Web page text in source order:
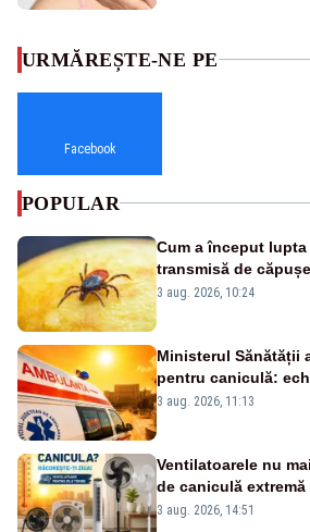
URMĂREȘTE-NE PE
Facebook
POPULAR
Cum a început
transmisă de
vacanțe
3 aug. 2026, 10:24
Ministerul Sănătății
pentru caniculă:
suplimentate,
3 aug. 2026, 11:13
Ventilatoarele nu
de caniculă extremă
3 aug. 2026, 14:51